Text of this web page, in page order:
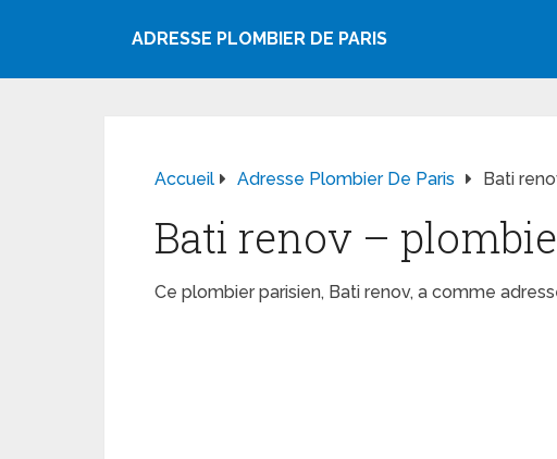
ADRESSE PLOMBIER DE PARIS
Accueil Adresse Plombier De Paris Bati
Bati renov –
Ce plombier parisien, Bati renov, a comme